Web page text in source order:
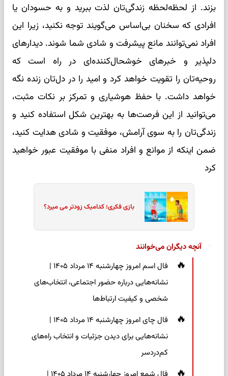
بزند. از لحظه‌لحظه زندگی‌تان لذت ببرید و به حسودان یا
افرادی که سخنان بی‌اساس می‌گویند توجه نکنید، زیرا این
افراد نمی‌توانند مانع پیشرفت و شادی شما شوند. دیدارهای
دلپذیر و خبرهای خوشحال‌کننده‌ای در راه است که
روحیه‌تان را تقویت خواهد کرد و امید را در دل‌تان زنده نگه
خواهد داشت. با حفظ هوشیاری و تمرکز بر نکات مثبت،
می‌توانید از این فرصت‌ها به بهترین شکل استفاده کنید و
زندگی‌تان را به سوی آرامش، موفقیت و شادی هدایت کنید،
ضمن اینکه از موانع و افراد منفی با موفقیت عبور خواهید
کرد
بازی فکری؛ کدامیک زودتر می میرد؟
آنچه دیگران می‌خوانند
فال اسم امروز چهارشنبه ۱۴ مرداد ۱۴۰۵ |
نشانه‌هایی درباره حضور اجتماعی، انتخاب‌های
شخصی و کیفیت ارتباط‌ها
فال چای امروز چهارشنبه ۱۴ مرداد ۱۴۰۵ |
نشانه‌هایی برای دیدن جزئیات و انتخاب راه‌های
کم‌دردسر